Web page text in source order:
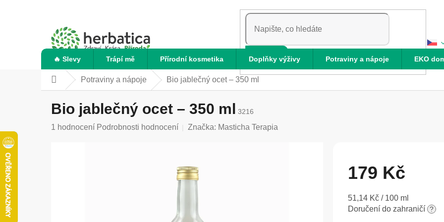
HLEDAT
🔥 Slevy Trápí mě Přírodní kosmetika Doplňky výživy Potraviny a nápoje EKO
Domů Potraviny a nápoje Bio jablečný ocet – 350 ml
Bio jablečný ocet – 350 ml 3216
Průměrné
1 hodnocení Podrobnosti hodnocení Značka: Masticha Terapia
179 Kč
Měrná
cena:
51,14 Kč / 100 ml
Doručení do zahraničí ?